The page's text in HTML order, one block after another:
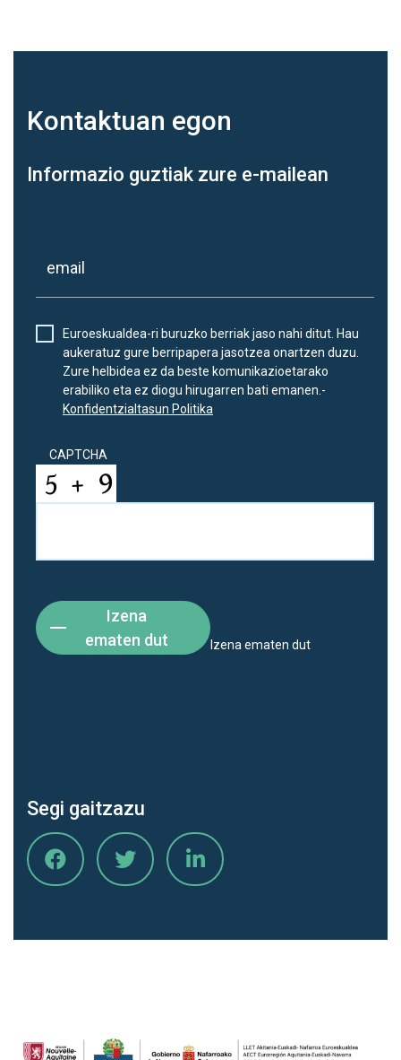
Kontaktuan egon
Informazio guztiak zure e-mailean
Euroeskualdea-ri buruzko berriak jaso nahi ditut. Hau
aukeratuz gure berripapera jasotzea onartzen duzu.
Zure helbidea ez da beste komunikazioetarako
erabiliko eta ez diogu hirugarren bati emanen.-
Konfidentzialtasun Politika
CAPTCHA
Izena
ematen dut
Izena ematen dut
Segi gaitzazu